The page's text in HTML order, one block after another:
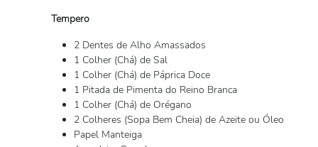
Tempero
2 Dentes de Alho Amassados
1 Colher (Chá) de Sal
1 Colher (Chá) de Páprica Doce
1 Pitada de Pimenta do Reino Branca
1 Colher (Chá) de Orégano
2 Colheres (Sopa Bem Cheia) de Azeite ou Óleo
Papel Manteiga